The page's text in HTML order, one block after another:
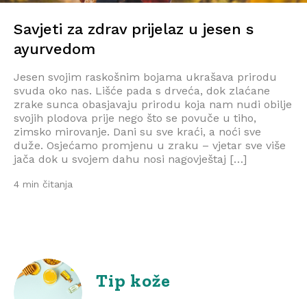
Savjeti za zdrav prijelaz u jesen s
ayurvedom
Jesen svojim raskošnim bojama ukrašava prirodu
svuda oko nas. Lišće pada s drveća, dok zlaćane
zrake sunca obasjavaju prirodu koja nam nudi obilje
svojih plodova prije nego što se povuče u tiho,
zimsko mirovanje. Dani su sve kraći, a noći sve
duže. Osjećamo promjenu u zraku – vjetar sve više
jača dok u svojem dahu nosi nagovještaj […]
4 min čitanja
Tip kože